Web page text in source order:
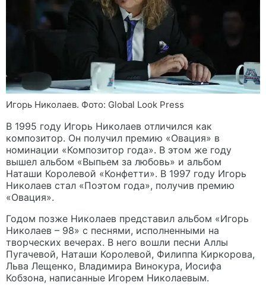
Игорь Николаев. Фото: Global Look Press
В 1995 году Игорь Николаев отличился как
композитор. Он получил премию «Овация» в
номинации «Композитор года». В этом же году
вышел альбом «Выпьем за любовь» и альбом
Наташи Королевой «Конфетти». В 1997 году Игорь
Николаев стал «Поэтом года», получив премию
«Овация».
Годом позже Николаев представил альбом «Игорь
Николаев – 98» с песнями, исполненными на
творческих вечерах. В него вошли песни Аллы
Пугачевой, Наташи Королевой, Филиппа Киркорова,
Льва Лещенко, Владимира Винокура, Иосифа
Кобзона, написанные Игорем Николаевым.